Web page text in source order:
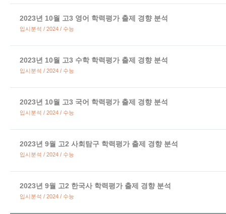
2023년 10월 고3 영어 학력평가 출제 경향 분석
입시분석 / 2024 / 수능
2023년 10월 고3 수학 학력평가 출제 경향 분석
입시분석 / 2024 / 수능
2023년 10월 고3 국어 학력평가 출제 경향 분석
입시분석 / 2024 / 수능
2023년 9월 고2 사회탐구 학력평가 출제 경향 분석
입시분석 / 2024 / 수능
2023년 9월 고2 한국사 학력평가 출제 경향 분석
입시분석 / 2024 / 수능